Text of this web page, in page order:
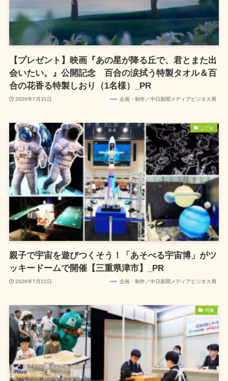
【プレゼント】映画『あの星が降る丘で、君とまた出
会いたい。』公開記念 百合の涙拭う特製タオル＆百
合の花香る特製しおり（1名様）_PR
2026年7月31日 企画・制作／中日新聞メディアビジネス局
こども
親子で宇宙を遊びつくそう！「あそべる宇宙博」がツ
ッキードームで開催【三重県津市】_PR
2026年7月22日 企画・制作／中日新聞メディアビジネス局
特集